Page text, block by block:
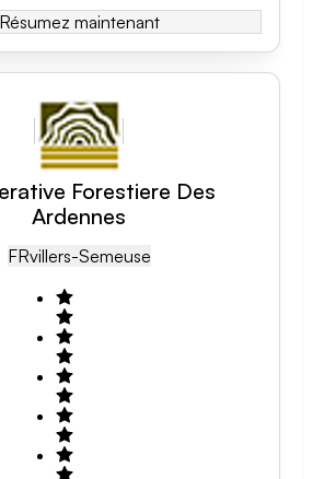
Résumez maintenant
Forestiere Des
Ardennes
FRVillers-Semeuse